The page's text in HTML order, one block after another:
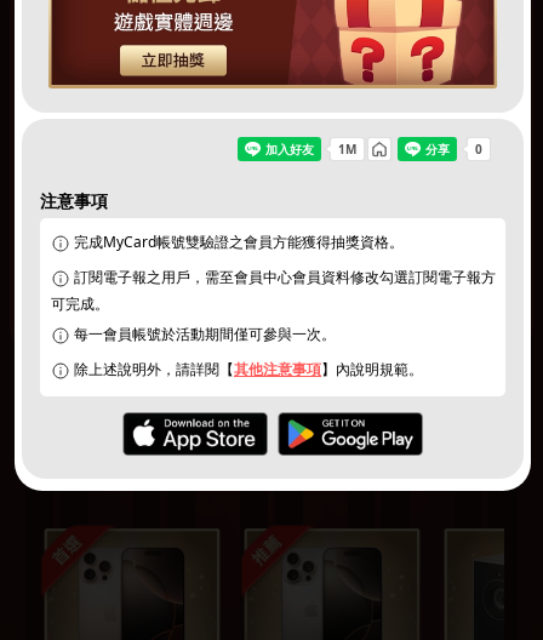
同意個資暨隱私權保護政策｜活動說明/登錄獎項
注意事項
完成MyCard帳號雙驗證之會員方能獲得抽獎資格。
訂閱電子報之用戶，需至會員中心會員資料修改勾選訂閱電子報方
可完成。
每一會員帳號於活動期間僅可參與一次。
除上述說明外，請詳閱【其他注意事項】內說明規範。